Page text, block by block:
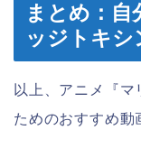
まとめ：自
ッジトキシ
以上、アニメ『
ためのおすすめ動